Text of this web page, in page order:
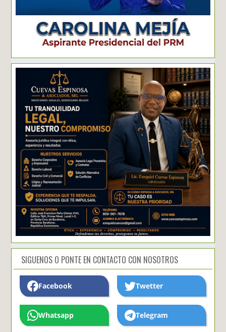
SIGUENOS O PONTE EN CONTACTO CON NOSOTROS
Facebook Twetter
Whatsapp Telegram